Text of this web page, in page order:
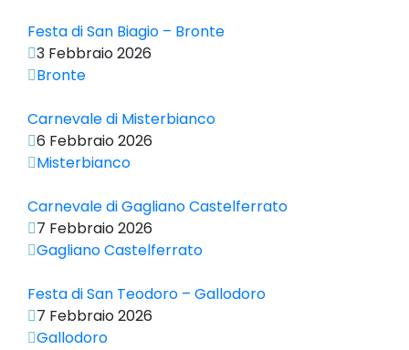
Festa di San Biagio – Bronte
3 Febbraio 2026
Bronte
Carnevale di Misterbianco
6 Febbraio 2026
Misterbianco
Carnevale di Gagliano Castelferrato
7 Febbraio 2026
Gagliano Castelferrato
Festa di San Teodoro – Gallodoro
7 Febbraio 2026
Gallodoro